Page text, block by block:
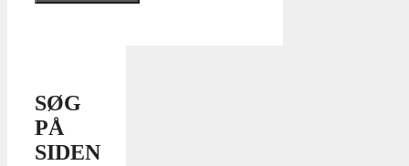
SØG
PÅ
SIDEN